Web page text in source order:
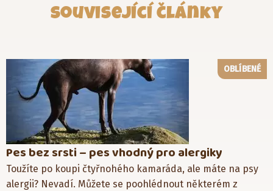
Související články
OBLÍBENÉ
Pes bez srsti – pes vhodný pro alergiky
Toužíte po koupi čtyřnohého kamaráda, ale máte na psy
alergii? Nevadí. Můžete se poohlédnout některém z